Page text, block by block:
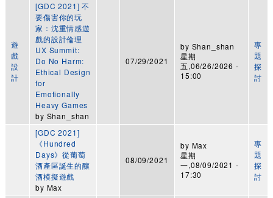
遊
戲
設
計
[GDC 2021] 不
要傷害你的玩
家：沈重情感遊
戲的設計倫理
UX Summit:
Do No Harm:
Ethical Design
for
Emotionally
Heavy Games
by Shan_shan
07/29/2021
by Shan_shan
星期
五,06/26/2026 -
15:00
專
題
探
討
[GDC 2021]
《Hundred
Days》從葡萄
酒產區誕生的釀
酒模擬遊戲
by Max
08/09/2021
by Max
星期
一,08/09/2021 -
17:30
專
題
探
討